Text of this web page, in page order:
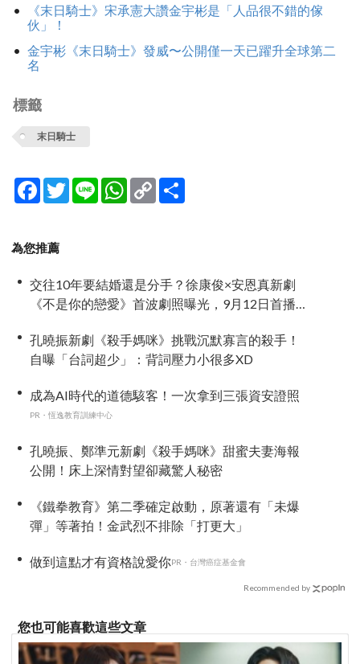
《末日騎士》宋承憲大讚金宇彬是「人品很不錯的傢
伙」！
金宇彬《末日騎士》發威〜公開僅一天已躍升全球第二
名
標籤
末日騎士
Facebook
TwitterLine WhatsApp
Copy
Link
為您推薦
交往10年要結婚還是分手？徐康俊×安恩真新劇
《不是你的戀愛》首波劇照曝光，9月12日首播引
孔曉振新劇《殺手媽咪》挑戰沉默寡言的殺手！
自曝「台詞超少」：背詞壓力小很多XD
成為AI時代的道德駭客！一次拿到三張資安證照
PR・恆逸教育訓練中心
孔曉振、鄭準元新劇《殺手媽咪》甜蜜夫妻海報
公開！床上深情對望卻藏驚人秘密
《鐵拳教育》第二季確定啟動，原著還有「未爆
彈」等著拍！金武烈不排除「打更大」
做到這點才有資格說愛你PR・台灣癌症基金會
Recommended by
您也可能喜歡這些文章